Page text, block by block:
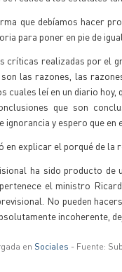
que debíamos hacer
para poner en pie de
críticas realizadas por el
las razones, las
cuales leí en un diario
que son
ignorancia y espero que
en explicar el porqué de
ha sido producto de
el ministro
No pueden
incoherente,
en Sociales - Fuente: